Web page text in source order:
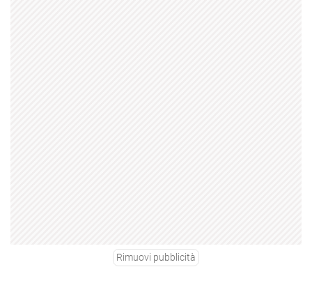
Rimuovi pubblicità